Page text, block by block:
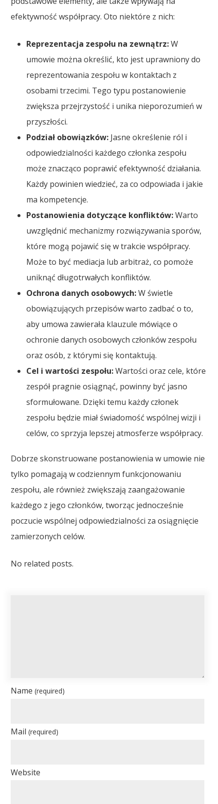
efektywność współpracy. Oto niektóre z nich:
Reprezentacja zespołu na zewnątrz:W
umowie można określić, kto jest uprawniony do
reprezentowania zespołu w kontaktach z
osobami trzecimi. Tego typu postanowienie
zwiększa przejrzystość i unika nieporozumień w
przyszłości.
Podział obowiązków: Jasne określenie ról i
odpowiedzialności każdego członka zespołu
może znacząco poprawić efektywność działania.
Każdy powinien wiedzieć, za co odpowiada i jakie
ma kompetencje.
Postanowienia dotyczące konfliktów:Warto
uwzględnić mechanizmy rozwiązywania sporów,
które mogą pojawić się w trakcie współpracy.
Może to być mediacja lub arbitraż, co pomoże
uniknąć długotrwałych konfliktów.
Ochrona danych osobowych:W świetle
obowiązujących przepisów warto zadbać o to,
aby umowa zawierała klauzule mówiące o
ochronie danych osobowych członków zespołu
oraz osób, z którymi się kontaktują.
Cel i wartości zespołu:Wartości oraz cele, które
zespół pragnie osiągnąć, powinny być jasno
sformułowane. Dzięki temu każdy członek
zespołu będzie miał świadomość wspólnej wizji i
celów, co sprzyja lepszej atmosferze współpracy.
Dobrze skonstruowane postanowienia w umowie nie
tylko pomagają w codziennym funkcjonowaniu
zespołu, ale również zwiększają zaangażowanie
każdego z jego członków, tworząc jednocześnie
poczucie wspólnej odpowiedzialności za osiągnięcie
zamierzonych celów.
No related posts.
Name(required)
Mail(required)
Website